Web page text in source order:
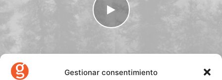
Gestionar consentimiento